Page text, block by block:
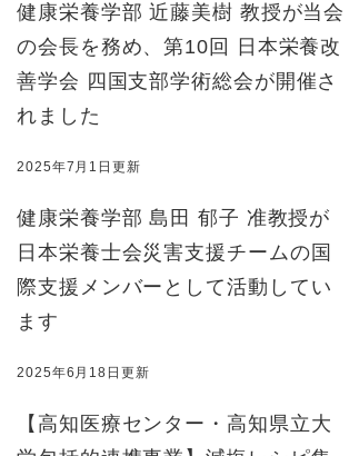
健康栄養学部 近藤美樹 教授が当会
の会長を務め、第10回 日本栄養改
善学会 四国支部学術総会が開催さ
れました
2025年7月1日更新
健康栄養学部 島田 郁子 准教授が
日本栄養士会災害支援チームの国
際支援メンバーとして活動してい
ます
2025年6月18日更新
【高知医療センター・高知県立大